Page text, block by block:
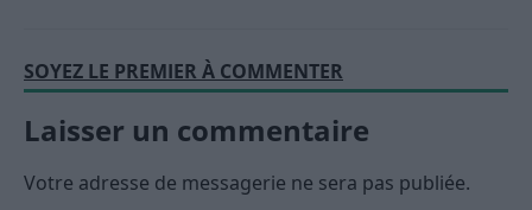
SOYEZ LE PREMIER À COMMENTER
Laisser un commentaire
Votre adresse de messagerie ne sera pas publiée.